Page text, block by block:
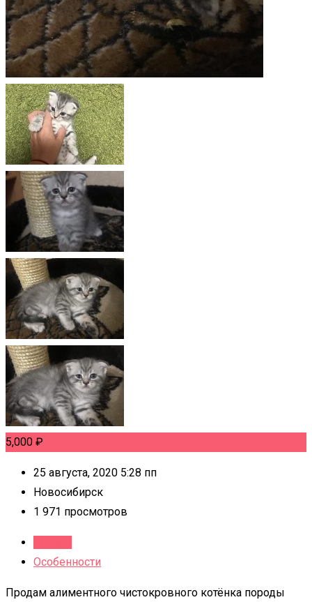
5,000 ₽
25 августа, 2020 5:28 пп
Новосибирск
1 971 просмотров
Особенности
Продам алиментного чистокровного котёнка породы